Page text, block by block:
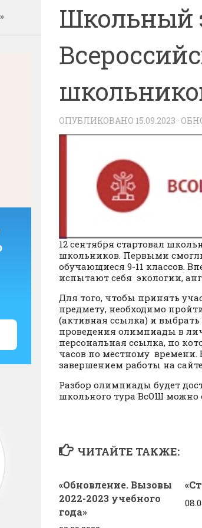
Школьный
ОПУБЛИКОВАНО 15.09.2023 ·
12 сентября стартовал
школьников. Первыми
обучающиеся 9-11 классов.
испытают себя экологии,
Для того, чтобы принять
предмету, необходимо
(активная ссылка) и
проведения олимпиады в
персональная ссылка, по
часов по местному времени.
завершением работы на
Разбор олимпиады будет
школьного тура ВсОШ можно
ЧИТАЙТЕ ТАКЖЕ:
«Обновление. Вызовы
2022-2023 учебного
года»